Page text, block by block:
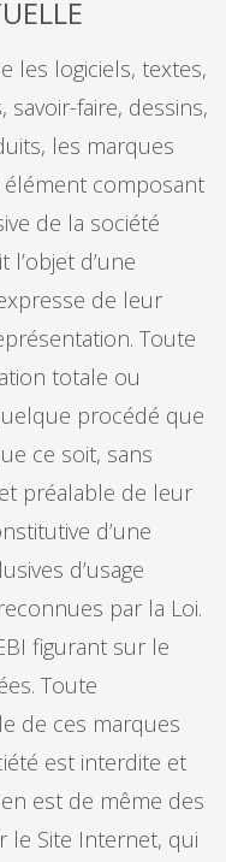
les logiciels, textes,
savoir-faire, dessins,
les marques
composant
de la société
l’objet d’une
de leur
Toute
totale ou
procédé que
ce soit, sans
préalable de leur
d’une
d’usage
par la Loi.
figurant sur le
Toute
de ces marques
est interdite et
est de même des
le Site Internet, qui